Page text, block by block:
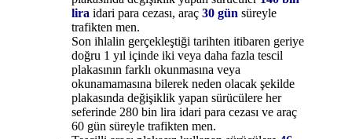
lira idari para cezası, araç30 gün süreyle
trafikten men.
Son ihlalin gerçekleştiği tarihten itibaren geriye
doğru 1 yıl içinde iki veya daha fazla tescil
plakasının farklı okunmasına veya
okunamamasına bilerek neden olacak şekilde
plakasında değişiklik yapan sürücülere her
seferinde 280 bin lira idari para cezası ve araç
60 gün süreyle trafikten men.